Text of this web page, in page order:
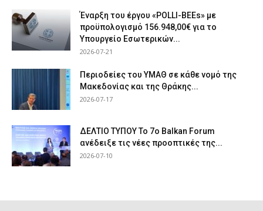
Έναρξη του έργου «POLLI-BEEs» με
προϋπολογισμό 156.948,00€ για το
Υπουργείο Εσωτερικών...
2026-07-21
Περιοδείες του ΥΜΑΘ σε κάθε νομό της
Μακεδονίας και της Θράκης...
2026-07-17
ΔΕΛΤΙΟ ΤΥΠΟΥ Το 7ο Balkan Forum
ανέδειξε τις νέες προοπτικές της...
2026-07-10